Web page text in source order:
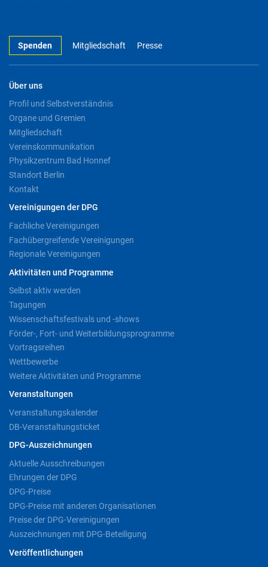
Spenden Mitgliedschaft Presse
Über uns
Profil und Selbstverständnis
Organe und Gremien
Mitgliedschaft
Vereinskommunikation
Physikzentrum Bad Honnef
Standort Berlin
Kontakt
Vereinigungen der DPG
Fachliche Vereinigungen
Fachübergreifende Vereinigungen
Regionale Vereinigungen
Aktivitäten und Programme
Selbst aktiv werden
Tagungen
Wissenschaftsfestivals und -shows
Förder-, Fort- und Weiterbildungsprogramme
Vortragsreihen
Wettbewerbe
Weitere Aktivitäten und Programme
Veranstaltungen
Veranstaltungskalender
DB-Veranstaltungsticket
DPG-Auszeichnungen
Aktuelle Ausschreibungen
Ehrungen der DPG
DPG-Preise
DPG-Preise mit anderen Organisationen
Preise der DPG-Vereinigungen
Auszeichnungen mit DPG-Beteiligung
Veröffentlichungen